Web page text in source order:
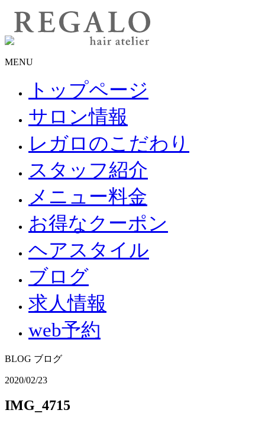
MENU
トップページ
サロン情報
レガロのこだわり
スタッフ紹介
メニュー料金
お得なクーポン
ヘアスタイル
ブログ
求人情報
web予約
BLOG ブログ
2020/02/23
IMG_4715